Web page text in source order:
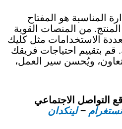
المناسبة هو المفتاح
من المنصات القوية
الاستخدامات مثل كليك
قم بتقييم احتياجات فريقك
ويُحسن سير العمل،
التواصل الاجتماعي
–لينكدان